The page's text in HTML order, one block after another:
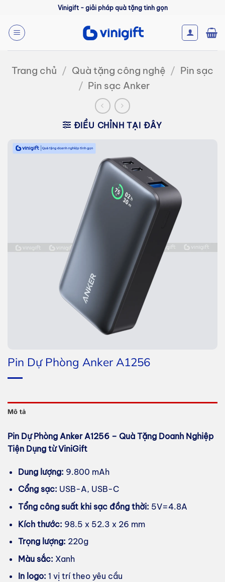
nội
dung
Vinigift - giải pháp quà tặng tinh gọn
Trang chủ / Quà tặng công nghệ / Pin sạc
/ Pin sạc Anker
ĐIỀU CHỈNH TẠI ĐÂY
Pin Dự Phòng Anker A1256
Mô tả
Pin Dự Phòng Anker A1256 – Quà Tặng Doanh Nghiệp
Tiện Dụng từ ViniGift
Dung lượng: 9.800 mAh
Cổng sạc: USB-A, USB-C
Tổng công suất khi sạc đồng thời: 5V=4.8A
Kích thước: 98.5 x 52.3 x 26 mm
Trọng lượng: 220g
Màu sắc: Xanh
In logo: 1 vị trí theo yêu cầu